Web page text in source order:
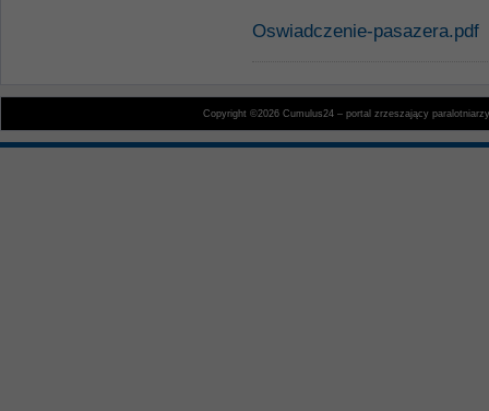
Oswiadczenie-pasazera.pdf
Copyright ©2026 Cumulus24 – portal zrzeszający